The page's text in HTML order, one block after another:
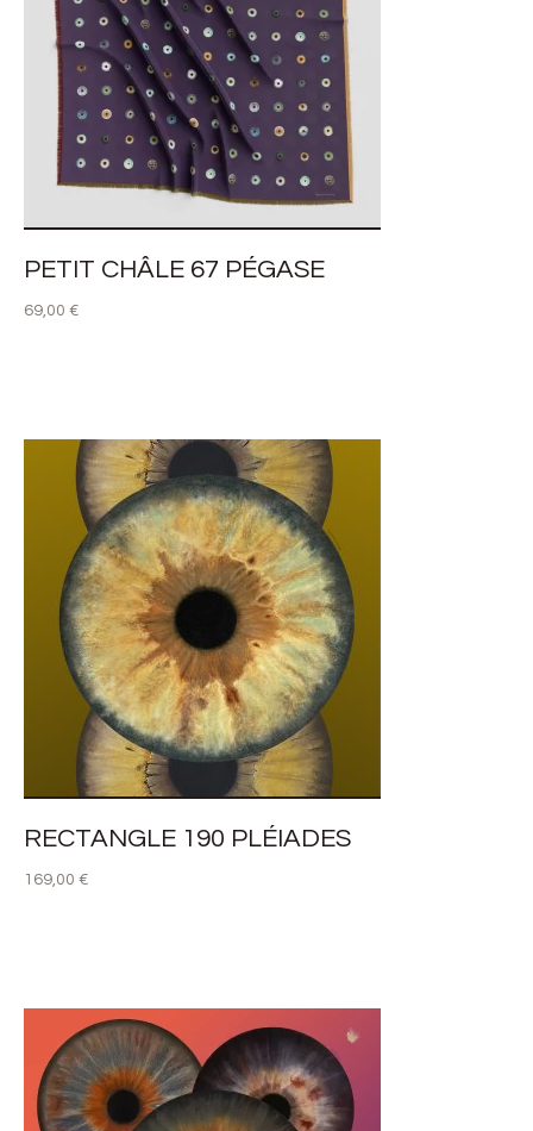
PETIT CHÂLE 67 PÉGASE
69,00 €
RECTANGLE 190 PLÉIADES
169,00 €